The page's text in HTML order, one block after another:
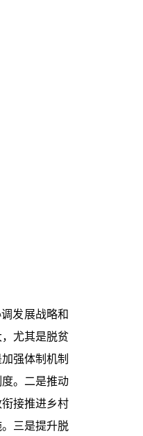
发展战略和
尤其是脱贫
强体制机制
。二是推动
接推进乡村
三是提升脱